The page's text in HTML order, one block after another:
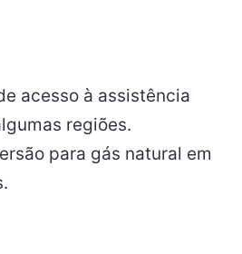
acesso à assistência
regiões.
para gás natural em